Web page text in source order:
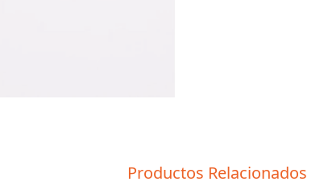
Productos Relacionados